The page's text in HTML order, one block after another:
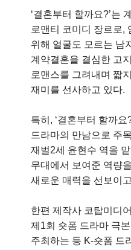
‘결혼부터 할까요?’는
로맨티 코미디 장르로,
위해 얼굴도 모르는 남
계약결혼을 결심한 고
로맨스를 그려내며 짧
재미를 선사하고 있다.
특히, ‘결혼부터 할까요
드라마의 만남으로 주
재벌2세 윤현수 역을
무대에서 보여준 역량
새로운 매력을 선보이
한편 제작사 코탑미디
제1회 숏폼 드라마 극
주최하는 등 K-숏폼 드